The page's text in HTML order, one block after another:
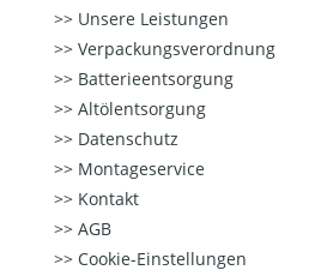
Unsere Leistungen
Verpackungsverordnung
Batterieentsorgung
Altölentsorgung
Datenschutz
Montageservice
Kontakt
AGB
Cookie-Einstellungen